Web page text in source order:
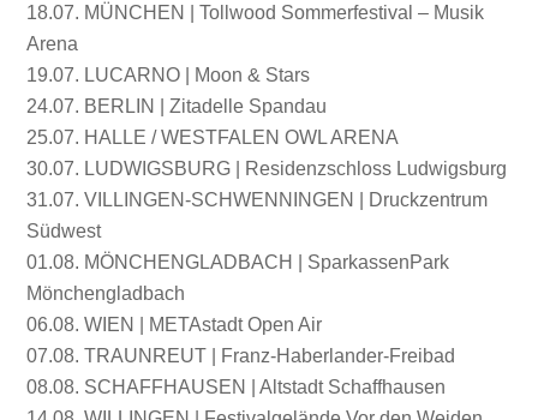
18.07. MÜNCHEN | Tollwood Sommerfestival – Musik
Arena
19.07. LUCARNO | Moon & Stars
24.07. BERLIN | Zitadelle Spandau
25.07. HALLE / WESTFALEN OWL ARENA
30.07. LUDWIGSBURG | Residenzschloss Ludwigsburg
31.07. VILLINGEN-SCHWENNINGEN | Druckzentrum
Südwest
01.08. MÖNCHENGLADBACH | SparkassenPark
Mönchengladbach
06.08. WIEN | METAstadt Open Air
07.08. TRAUNREUT | Franz-Haberlander-Freibad
08.08. SCHAFFHAUSEN | Altstadt Schaffhausen